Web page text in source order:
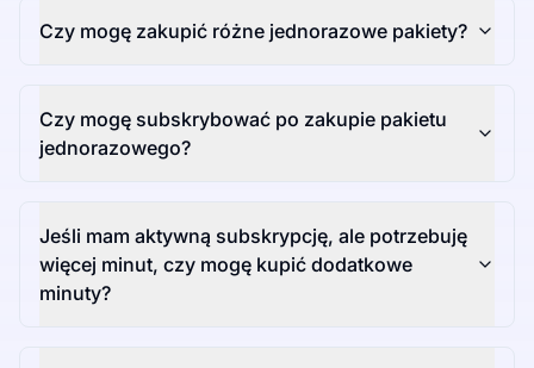
Czy mogę zakupić różne jednorazowe pakiety?
Czy mogę subskrybować po zakupie pakietu
jednorazowego?
Jeśli mam aktywną subskrypcję, ale potrzebuję
więcej minut, czy mogę kupić dodatkowe
minuty?